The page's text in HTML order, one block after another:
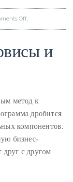
Offon
такое
они
нужныи
метод к
дробится
компонентов.
бизнес-
с другом